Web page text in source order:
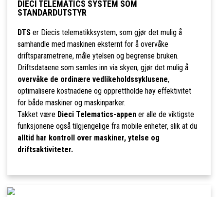
DIECI TELEMATICS SYSTEM SOM
STANDARDUTSTYR
DTSer Diecis telematikksystem, som gjør det mulig å
samhandle med maskinen eksternt for å overvåke
driftsparametrene, måle ytelsen og begrense bruken.
Driftsdataene som samles inn via skyen, gjør det mulig å
overvåke de ordinære vedlikeholdssyklusene,
optimalisere kostnadene og opprettholde høy effektivitet
for både maskiner og maskinparker.
Takket være Dieci Telematics-appener alle de viktigste
funksjonene også tilgjengelige fra mobile enheter, slik at du
alltid har kontroll over maskiner, ytelse og
driftsaktiviteter.